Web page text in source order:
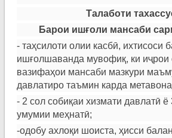
Талаботи
Барои ишғоли мансаби
- таҳсилоти олии касбӣ, ихтисоси
ишғолшаванда мувофиқ, ки иҷрои
вазифаҳои мансаби мазкури
давлатиро таъмин карда
- 2 сол собиқаи хизмати давлатӣ ё
умумии меҳнатӣ;
-одобу ахлоқи шоиста, ҳисси